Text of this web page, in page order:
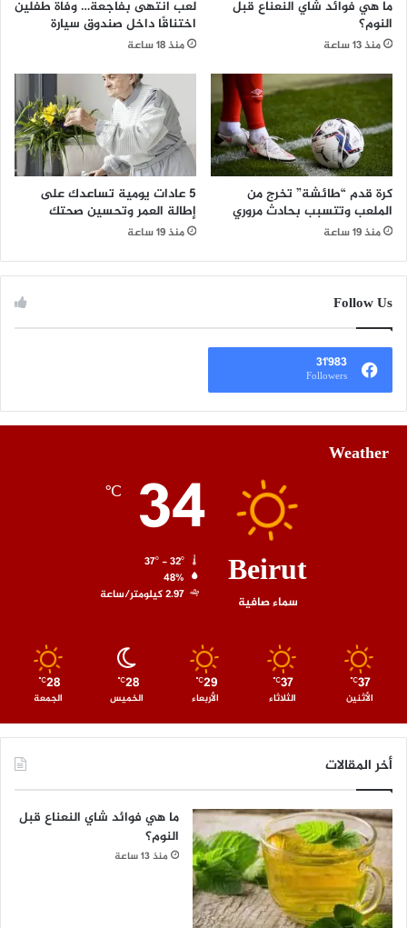
ما هي فوائد شاي النعناع قبل
النوم؟
منذ 13 ساعة
لعب انتهى بفاجعة… وفاة طفلين
اختناقًا داخل صندوق سيارة
منذ 18 ساعة
كرة قدم “طائشة” تخرج من
الملعب وتتسبب بحادث مروري
منذ 19 ساعة
5 عادات يومية تساعدك على
إطالة العمر وتحسين صحتك
منذ 19 ساعة
Follow Us
31٬983
Followers
Weather
Beirut
سماء صافية
34
℃
48%
2.97 كيلومتر/ساعة
37
℃
الأثنين
37
℃
الثلاثاء
29
℃
الأربعاء
28
℃
الخميس
28
℃
الجمعة
أخر المقالات
ما هي فوائد شاي النعناع قبل
النوم؟
منذ 13 ساعة